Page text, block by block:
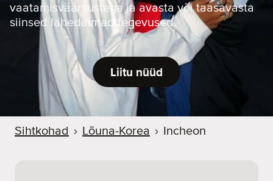
vaatamisväärsustega ja avasta või taasavasta
siinsed lahedaimad tegevused.
Liitu nüüd
Sihtkohad › Lõuna-Korea › Incheon